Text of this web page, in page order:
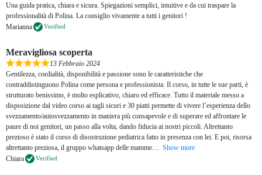
Una guida pratica, chiara e sicura. Spiegazioni semplici, intuitive e da cui traspare la
professionalità di Polina. La consiglio vivamente a tutti i genitori !
Marianna
Verified
Meravigliosa scoperta
13 Febbraio 2024
Gentilezza, cordialità, disponibilità e passione sono le caratteristiche che
contraddistinguono Polina come persona e professionista. Il corso, in tutte le sue parti, è
strutturato benissimo, è molto esplicativo, chiaro ed efficace. Tutto il materiale messo a
disposizione dal video corso ai tagli sicuri e 30 piatti permette di vivere l’esperienza dello
svezzamento/autosvezzamento in maniera più consapevole e di superare ed affrontare le
paure di noi genitori, un passo alla volta, dando fiducia ai nostri piccoli. Altrettanto
prezioso è stato il corso di disostruzione pediatrica fatto in presenza con lei. E poi, risorsa
altrettanto preziosa, il gruppo whatsapp delle mamme
Show more
Chiara
Verified